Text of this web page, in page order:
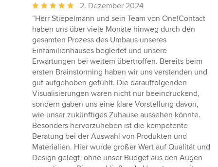
Durchschnittliche
Bewertung:
5
von
5
Sternen
2. Dezember 2024
“Herr Stiepelmann und sein Team von One!Contact
haben uns über viele Monate hinweg durch den
gesamten Prozess des Umbaus unseres
Einfamilienhauses begleitet und unsere
Erwartungen bei weitem übertroffen. Bereits beim
ersten Brainstorming haben wir uns verstanden und
gut aufgehoben gefühlt. Die darauffolgenden
Visualisierungen waren nicht nur beeindruckend,
sondern gaben uns eine klare Vorstellung davon,
wie unser zukünftiges Zuhause aussehen könnte.
Besonders hervorzuheben ist die kompetente
Beratung bei der Auswahl von Produkten und
Materialien. Hier wurde großer Wert auf Qualität und
Design gelegt, ohne unser Budget aus den Augen